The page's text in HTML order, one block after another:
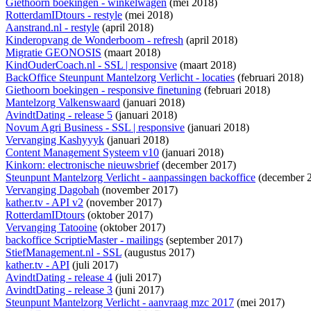
Giethoorn boekingen - winkelwagen (mei 2018)
RotterdamIDtours - restyle (mei 2018)
Aanstrand.nl - restyle (april 2018)
Kinderopvang de Wonderboom - refresh (april 2018)
Migratie GEONOSIS (maart 2018)
KindOuderCoach.nl - SSL | responsive (maart 2018)
BackOffice Steunpunt Mantelzorg Verlicht - locaties (februari 2018)
Giethoorn boekingen - responsive finetuning (februari 2018)
Mantelzorg Valkenswaard (januari 2018)
AvindtDating - release 5 (januari 2018)
Novum Agri Business - SSL | responsive (januari 2018)
Vervanging Kashyyyk (januari 2018)
Content Management Systeem v10 (januari 2018)
Kinkorn: electronische nieuwsbrief(december 2017)
Steunpunt Mantelzorg Verlicht - aanpassingen backoffice (december
Vervanging Dagobah (november 2017)
kather.tv - API v2 (november 2017)
RotterdamIDtours (oktober 2017)
Vervanging Tatooine (oktober 2017)
backoffice ScriptieMaster - mailings (september 2017)
StiefManagement.nl - SSL (augustus 2017)
kather.tv - API (juli 2017)
AvindtDating - release 4 (juli 2017)
AvindtDating - release 3 (juni 2017)
Steunpunt Mantelzorg Verlicht - aanvraag mzc 2017 (mei 2017)